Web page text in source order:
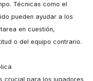
Técnicas como el
pueden ayudar a los
en cuestión,
o del equipo contrario.
crucial para los jugadores